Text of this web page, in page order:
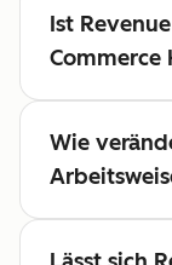
Ist
Commerce
Wie